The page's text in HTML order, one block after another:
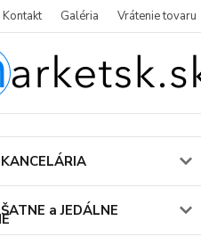
Kontakt Galéria Vrátenie tovaru
KANCELÁRIA
ŠATNE a JEDÁLNE